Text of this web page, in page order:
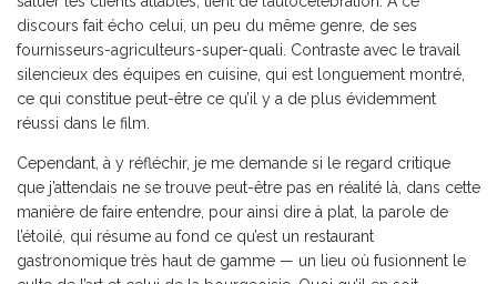
discours fait écho celui, un peu du même genre, de ses
fournisseurs-agriculteurs-super-quali. Contraste avec le travail
silencieux des équipes en cuisine, qui est longuement montré,
ce qui constitue peut-être ce qu’il y a de plus évidemment
réussi dans le film.
Cependant, à y réfléchir, je me demande si le regard critique
que j’attendais ne se trouve peut-être pas en réalité là, dans cette
manière de faire entendre, pour ainsi dire à plat, la parole de
l’étoilé, qui résume au fond ce qu’est un restaurant
gastronomique très haut de gamme — un lieu où fusionnent le